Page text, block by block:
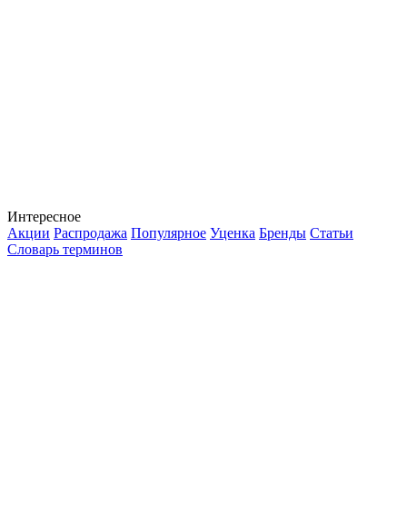
Интересное
Акции Распродажа Популярное Уценка Бренды Статьи
Словарь терминов